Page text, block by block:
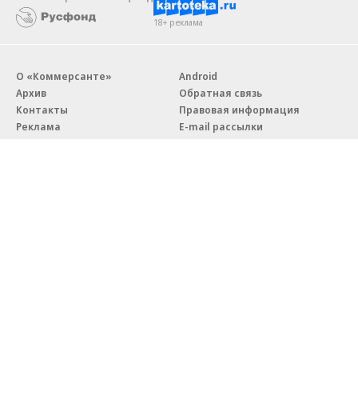
18+ реклама
О «Коммерсанте»
Архив
Контакты
Реклама
Android
Обратная связь
Правовая информация
E-mail рассылки